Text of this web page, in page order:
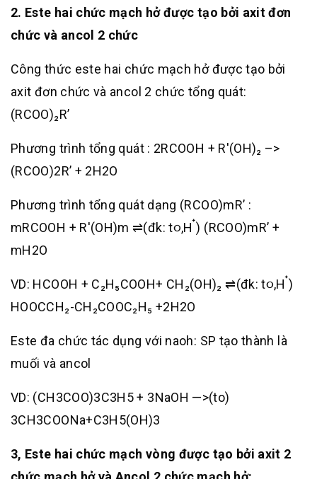
2. Este hai chức mạch hở được tạo bởi axit đơn
chức và ancol 2 chức
Công thức este hai chức mạch hở được tạo bởi
axit đơn chức và ancol 2 chức tổng quát:
(RCOO)₂R’
Phương trình tổng quát : 2RCOOH + R'(OH)₂ –>
(RCOO)2R’ + 2H2O
Phương trình tổng quát dạng (RCOO)mR’ :
mRCOOH + R'(OH)m ⇌(đk: t૦,H ๋) (RCOO)mR’ +
mH2O
VD: HCOOH + C₂H₅COOH+ CH₂(OH)₂ ⇌(đk: t૦,H ๋)
HOOCCH₂-CH₂COOC₂H₅ +2H2O
Este đa chức tác dụng với naoh: SP tạo thành là
muối và ancol
VD: (CH3COO)3C3H5 + 3NaOH —>(to)
3CH3COONa+C3H5(OH)3
3, Este hai chức mạch vòng được tạo bởi axit 2